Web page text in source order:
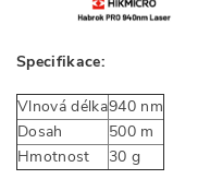
Specifikace:
Vlnová délka940 nm
Dosah
500 m
Hmotnost
30 g